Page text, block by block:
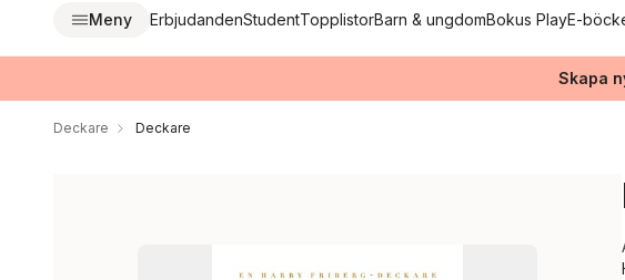
Meny ErbjudandenStudentTopplistorBarn & ungdomBokus PlayE-
Skapa
Deckare Deckare